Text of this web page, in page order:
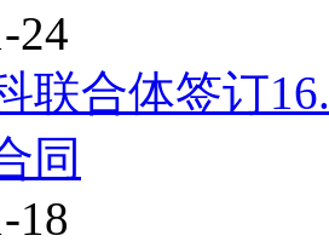
24
联合体签订
同
18